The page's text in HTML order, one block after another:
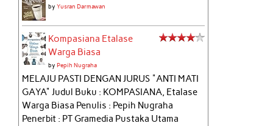
byYusran Darmawan
Kompasiana Etalase
Warga Biasa
byPepih Nugraha
MELAJU PASTI DENGAN JURUS "ANTI MATI
GAYA" Judul Buku : KOMPASIANA, Etalase
Warga Biasa Penulis : Pepih Nugraha
Penerbit : PT Gramedia Pustaka Utama